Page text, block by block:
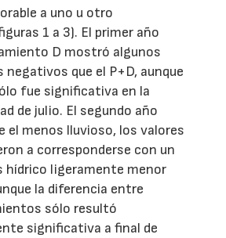
a uno u otro
1 a 3). El primer año
D mostró algunos
negativos que el P+D, aunque
fue significativa en la
de julio. El segundo año
el menos lluvioso, los valores
a corresponderse con un
hídrico ligeramente menor
la diferencia entre
sólo resultó
significativa a final de